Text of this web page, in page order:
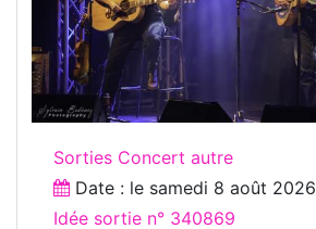
Sorties Concert autre
Date : le samedi 8 août 2026
Idée sortie n° 340869